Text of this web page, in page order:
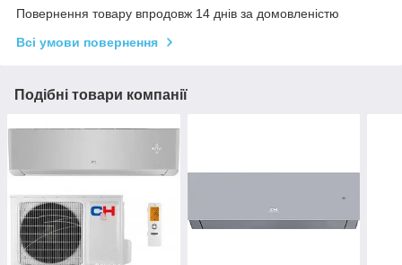
Повернення товару впродовж 14 днів за домовленістю
Всі умови повернення
Подібні товари компанії